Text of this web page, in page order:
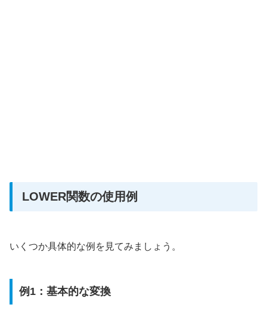
LOWER関数の使用例
いくつか具体的な例を見てみましょう。
例1：基本的な変換